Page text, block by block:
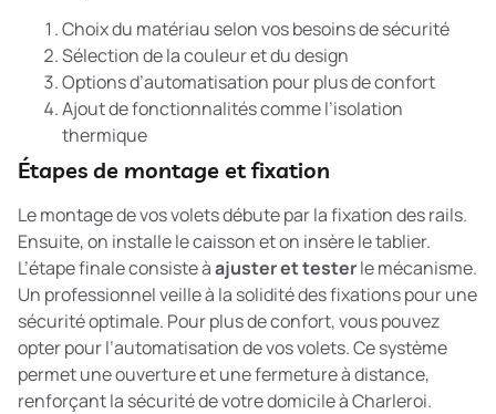
Choix du matériau selon vos besoins de sécurité
Sélection de la couleur et du design
Options d’automatisation pour plus de confort
Ajout de fonctionnalités comme l’isolation
thermique
Étapes de montage et fixation
Le montage de vos volets débute par la fixation des rails.
Ensuite, on installe le caisson et on insère le tablier.
L’étape finale consiste àajuster et testerle mécanisme.
Un professionnel veille à la solidité des fixations pour une
sécurité optimale. Pour plus de confort, vous pouvez
opter pourl’automatisation de vos volets. Ce système
permet une ouverture et une fermeture à distance,
renforçant la sécurité de votre domicile à Charleroi.